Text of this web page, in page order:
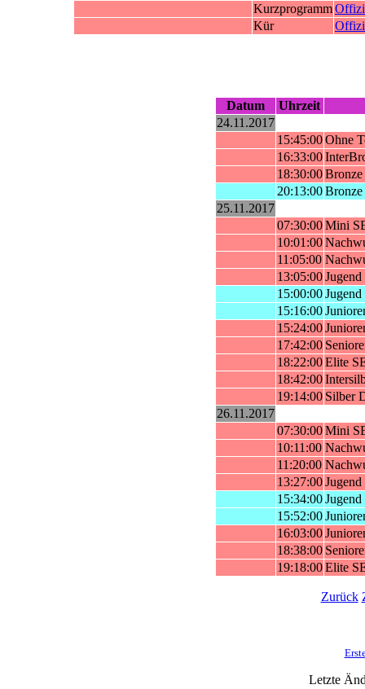
Kurzprogramm
Kür
Datum
Uhrzeit
24.11.2017
15:45:00 Ohne
16:33:00
18:30:00
20:13:00
25.11.2017
07:30:00 Mini
10:01:00
11:05:00
13:05:00
15:00:00
15:16:00
15:24:00
17:42:00
18:22:00 Elite
18:42:00
19:14:00 Silber
26.11.2017
07:30:00 Mini
10:11:00
11:20:00
13:27:00
15:34:00
15:52:00
16:03:00
18:38:00
19:18:00 Elite
Zurück
Letzte